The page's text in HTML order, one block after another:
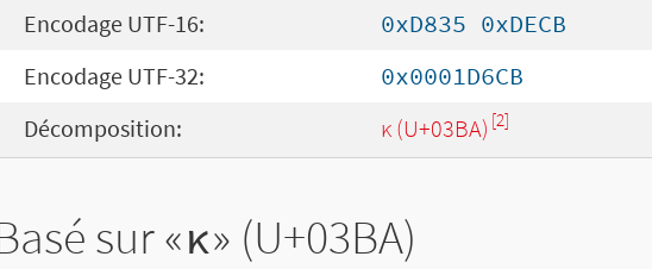
Encodage UTF-16:
0xD835 0xDECB
Encodage UTF-32:
0x0001D6CB
Décomposition:
κ (U+03BA) [2]
sur «κ» (U+03BA)